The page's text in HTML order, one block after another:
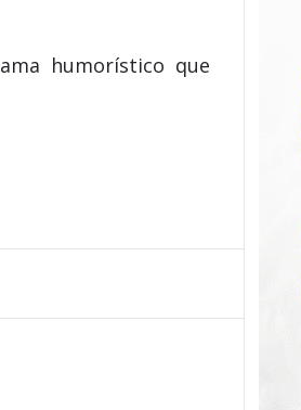
humorístico que